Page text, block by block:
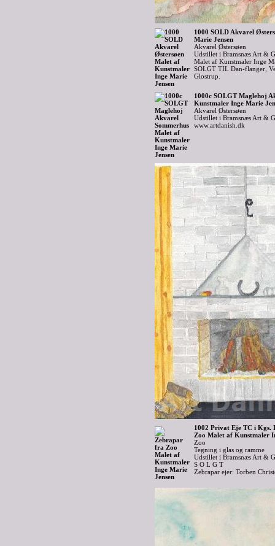
1000 SOLD Akvarel
Marie Jensen
Akvarel Østersøen
Udstillet i Bramsnæs Art &
Malet af Kunstmaler Inge
SOLGT TIL Dan-flanger,
Glostrup.
1000c SOLGT Maglehoj
Kunstmaler Inge Marie
Akvarel Østersøen
Udstillet i Bramsnæs Art &
www.artdanish.dk
1002 Privat Eje TC i Kgs.
Zoo Malet af Kunstmaler
Zoo
Tegning i glas og ramme
Udstillet i Bramsnæs Art &
S O L G T
Zebrapar ejer: Torben